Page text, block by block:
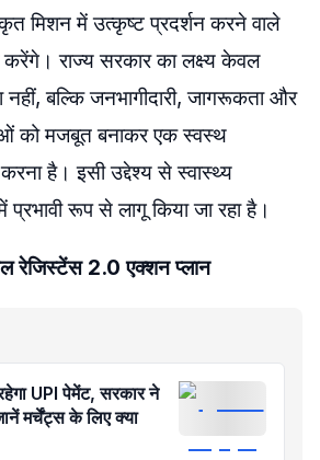
मिशन में उत्कृष्ट प्रदर्शन करने वाले
करेंगे। राज्य सरकार का लक्ष्य केवल
नहीं, बल्कि जनभागीदारी, जागरूकता और
को मजबूत बनाकर एक स्वस्थ
है। इसी उद्देश्य से स्वास्थ्य
प्रभावी रूप से लागू किया जा रहा है।
रेजिस्टेंस 2.0 एक्शन प्लान
UPI पेमेंट, सरकार ने
मर्चेंट्स के लिए क्या